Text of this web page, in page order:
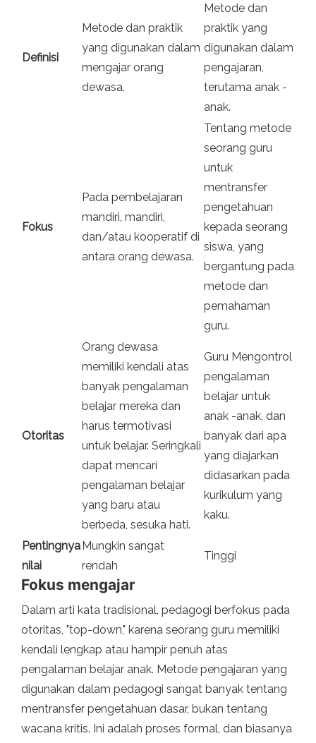
Definisi
Metode dan praktik
yang digunakan dalam
mengajar orang
dewasa.
Metode dan
praktik yang
digunakan dalam
pengajaran,
terutama anak -
anak.
Fokus
Pada pembelajaran
mandiri, mandiri,
dan/atau kooperatif di
antara orang dewasa.
Tentang metode
seorang guru
untuk
mentransfer
pengetahuan
kepada seorang
siswa, yang
bergantung pada
metode dan
pemahaman
guru.
Otoritas
Orang dewasa
memiliki kendali atas
banyak pengalaman
belajar mereka dan
harus termotivasi
untuk belajar. Seringkali
dapat mencari
pengalaman belajar
yang baru atau
berbeda, sesuka hati.
Guru Mengontrol
pengalaman
belajar untuk
anak -anak, dan
banyak dari apa
yang diajarkan
didasarkan pada
kurikulum yang
kaku.
Pentingnya
nilai
Mungkin sangat
rendah
Tinggi
Fokus mengajar
Dalam arti kata tradisional, pedagogi berfokus pada
otoritas, "top-down," karena seorang guru memiliki
kendali lengkap atau hampir penuh atas
pengalaman belajar anak. Metode pengajaran yang
digunakan dalam pedagogi sangat banyak tentang
mentransfer pengetahuan dasar, bukan tentang
wacana kritis. Ini adalah proses formal, dan biasanya